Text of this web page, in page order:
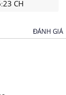
CH
ĐÁNH GIÁ